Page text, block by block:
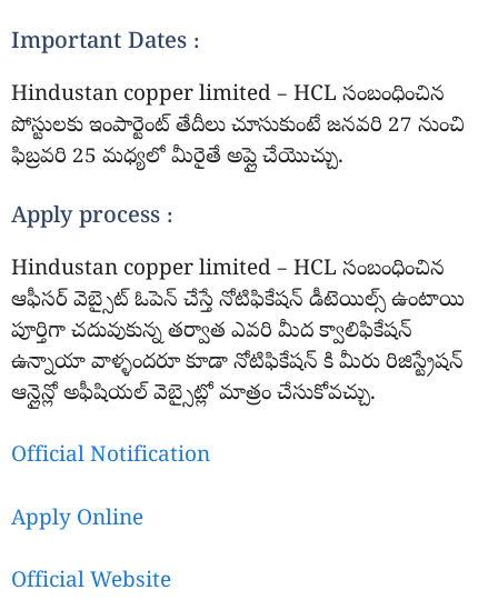
Important Dates :
Hindustan copper limited – HCL సంబంధించిన
పోస్టులకు ఇంపార్టెంట్ తేదీలు చూసుకుంటే జనవరి 27 నుంచి
ఫిబ్రవరి 25 మధ్యలో మీరైతే అప్లై చేయొచ్చు.
Apply process :
Hindustan copper limited – HCL సంబంధించిన
ఆఫీసర్ వెబ్సైట్ ఓపెన్ చేస్తే నోటిఫికేషన్ డీటెయిల్స్ ఉంటాయి
పూర్తిగా చదువుకున్న తర్వాత ఎవరి మీద క్వాలిఫికేషన్
ఉన్నాయా వాళ్ళందరూ కూడా నోటిఫికేషన్ కి మీరు రిజిస్ట్రేషన్
ఆన్లైన్లో అఫీషియల్ వెబ్సైట్లో మాత్రం చేసుకోవచ్చు.
Official Notification
Apply Online
Official Website